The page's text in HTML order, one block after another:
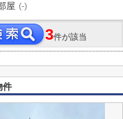
屋 (-)
3件が該当
件